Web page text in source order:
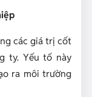
các giá trị cốt
ty. Yếu tố này
ra môi trường